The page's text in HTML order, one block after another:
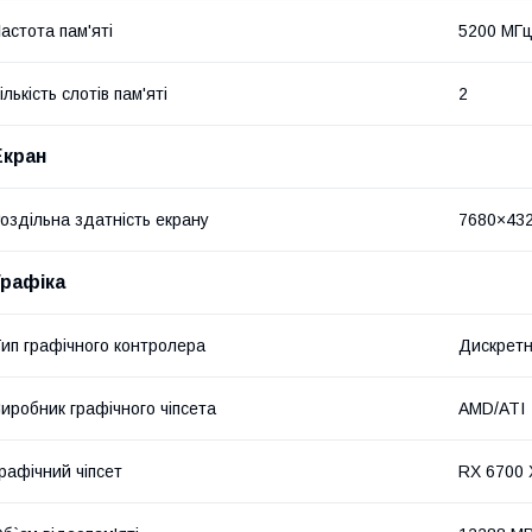
пам'яті 5200 МГц
слотів пам'яті 2
здатність екрану
графічного контролера
графічного чіпсета AMD/ATI
чіпсет RX 6700